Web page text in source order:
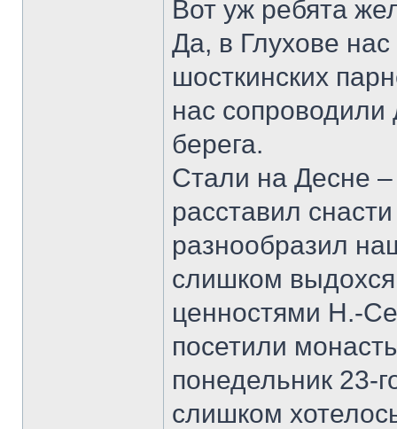
Вот уж ребята
Да, в Глухове нас
шосткинских
нас
берега.
Стали на Десне
расставил
разнообразил
слишком
ценностями Н.-
посетили
понедельник 23-
слишком